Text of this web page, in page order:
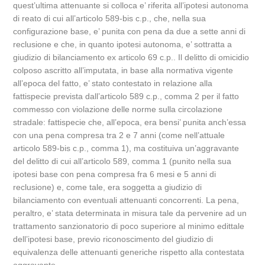
quest’ultima attenuante si colloca e’ riferita all’ipotesi autonoma
di reato di cui all’articolo 589-bis c.p., che, nella sua
configurazione base, e’ punita con pena da due a sette anni di
reclusione e che, in quanto ipotesi autonoma, e’ sottratta a
giudizio di bilanciamento ex articolo 69 c.p.. Il delitto di omicidio
colposo ascritto all’imputata, in base alla normativa vigente
all’epoca del fatto, e’ stato contestato in relazione alla
fattispecie prevista dall’articolo 589 c.p., comma 2 per il fatto
commesso con violazione delle norme sulla circolazione
stradale: fattispecie che, all’epoca, era bensi’ punita anch’essa
con una pena compresa tra 2 e 7 anni (come nell’attuale
articolo 589-bis c.p., comma 1), ma costituiva un’aggravante
del delitto di cui all’articolo 589, comma 1 (punito nella sua
ipotesi base con pena compresa fra 6 mesi e 5 anni di
reclusione) e, come tale, era soggetta a giudizio di
bilanciamento con eventuali attenuanti concorrenti. La pena,
peraltro, e’ stata determinata in misura tale da pervenire ad un
trattamento sanzionatorio di poco superiore al minimo edittale
dell’ipotesi base, previo riconoscimento del giudizio di
equivalenza delle attenuanti generiche rispetto alla contestata